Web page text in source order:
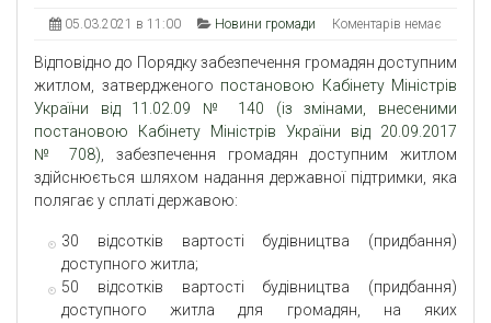
05.03.2021 в 11:00 Новини громади Коментарів немає
Відповідно до Порядку забезпечення громадян доступним
житлом, затвердженого постановою Кабінету Міністрів
України від 11.02.09 № 140 (із змінами, внесеними
постановою Кабінету Міністрів України від 20.09.2017
№ 708) , забезпечення громадян доступним житлом
здійснюється шляхом надання державної підтримки, яка
полягає у сплаті державою:
30 відсотків вартості будівництва (придбання)
доступного житла;
50 відсотків вартості будівництва (придбання)
доступного житла для громадян, на яких